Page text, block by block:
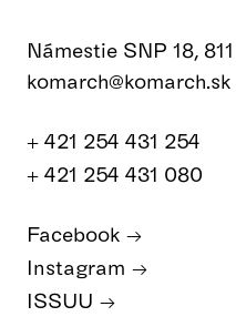
Námestie SNP 18,
komarch@komarch.sk
+ 421 254 431 254
+ 421 254 431 080
Facebook
Instagram
ISSUU